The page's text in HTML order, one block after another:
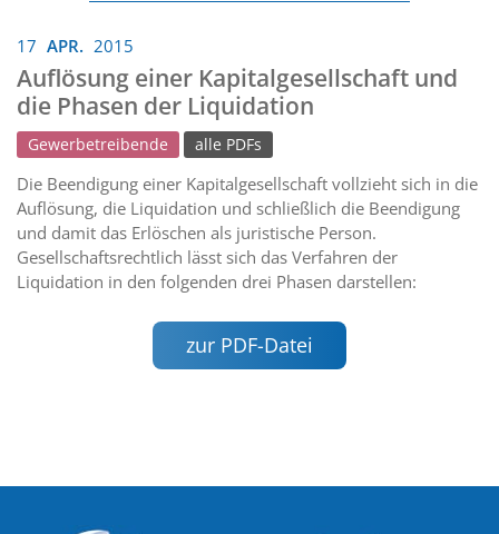
17 APR. 2015
Auflösung einer Kapitalgesellschaft und
die Phasen der Liquidation
Gewerbetreibende alle PDFs
Die Beendigung einer Kapitalgesellschaft vollzieht sich in die
Auflösung, die Liquidation und schließlich die Beendigung
und damit das Erlöschen als juristische Person.
Gesellschaftsrechtlich lässt sich das Verfahren der
Liquidation in den folgenden drei Phasen darstellen:
zur PDF-Datei